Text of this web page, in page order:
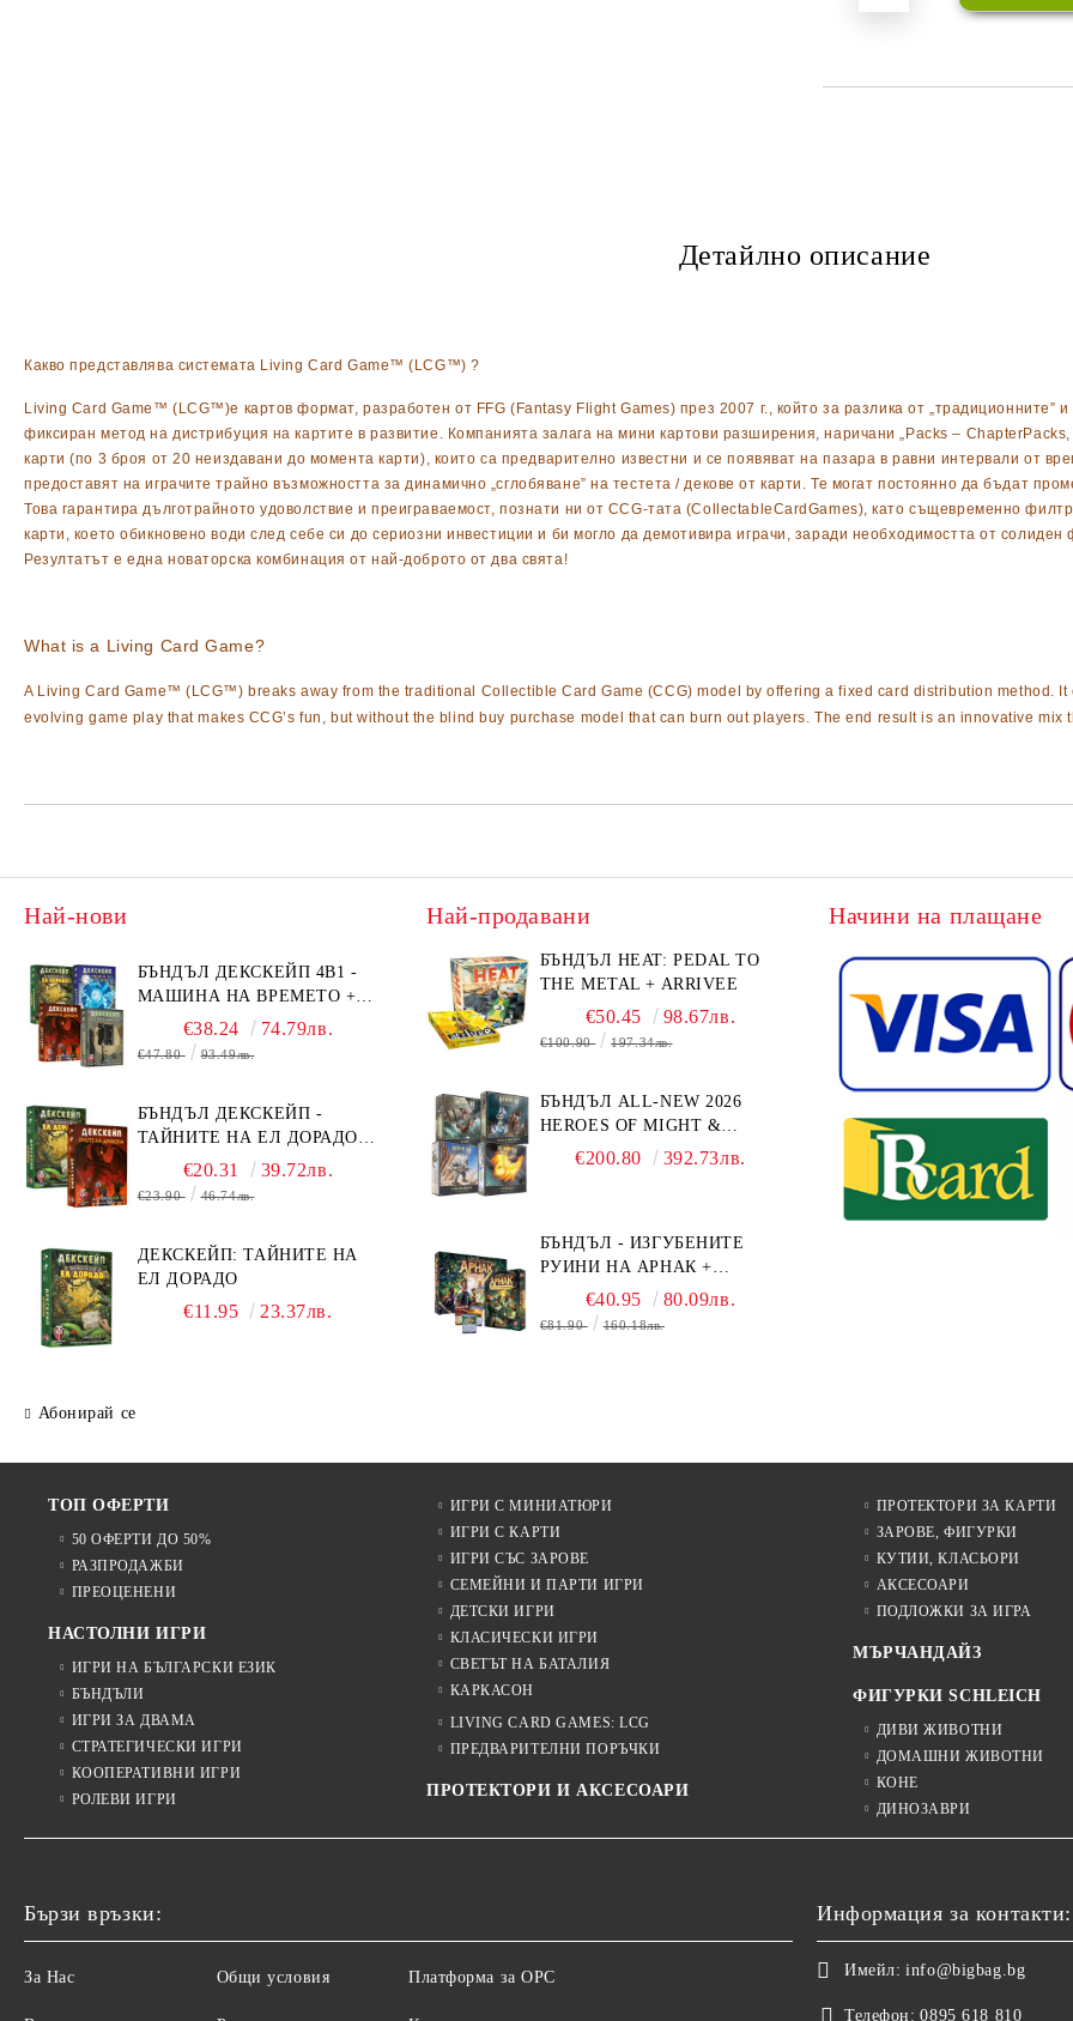
Детайлно описание
Какво представлява системата Living Card Game™ (LCG™) ?
Living Card Game™ (LCG™)е картов формат, разработен от FFG (Fantasy Flight Games) през 2007 г., който за разлика от „традиционните”
фиксиран метод на дистрибуция на картите в развитие. Компанията залага на мини картови разширения, наричани „Packs –
карти (по 3 броя от 20 неиздавани до момента карти), които са предварително известни и се появяват на пазара в равни интервали от
предоставят на играчите трайно възможността за динамично „сглобяване” на тестета / декове от карти. Те могат постоянно да бъдат
Това гарантира дълготрайното удоволствие и преиграваемост, познати ни от CCG-тата (CollectableCardGames), като същевременно
карти, което обикновено води след себе си до сериозни инвестиции и би могло да демотивира играчи, заради необходимостта от
Резултатът е една новаторска комбинация от най-доброто от два свята!
What is a Living Card Game?
A Living Card Game™ (LCG™) breaks away from the traditional Collectible Card Game (CCG) model by offering a fixed card distribution method.
evolving game play that makes CCG’s fun, but without the blind buy purchase model that can burn out players. The end result is an innovative mix
Най-нови
БЪНДЪЛ ДЕКСКЕЙП 4В1 -
МАШИНА НА ВРЕМЕТО +
БЯГСТВО ОТ АЛКАТРАЗ +
ТАЙНИТЕ НА ЕЛ ДОРАДО +
€38.24 74.79лв.
€47.80 93.49лв.
БЪНДЪЛ ДЕКСКЕЙП -
ТАЙНИТЕ НА ЕЛ ДОРАДО +
ОЧИТЕ НА ДРАКОНА
€20.31 39.72лв.
€23.90 46.74лв.
ДЕКСКЕЙП: ТАЙНИТЕ НА
ЕЛ ДОРАДО
€11.95 23.37лв.
Абонирай се
Най-продавани
БЪНДЪЛ HEAT: PEDAL TO
THE METAL + ARRIVEE
€50.45 98.67лв.
€100.90 197.34лв.
БЪНДЪЛ ALL-NEW 2026
HEROES OF MIGHT &
MAGIC III: THE BOARD
€200.80 392.73лв.
БЪНДЪЛ - ИЗГУБЕНИТЕ
РУИНИ НА АРНАК +
ВОДАЧИ НА ЕКСПЕДИЦИИ
+ ПРОМО КАРТИ
€40.95 80.09лв.
€81.90 160.18лв.
Начини на плащане
ТОП ОФЕРТИ
50 ОФЕРТИ ДО 50%
РАЗПРОДАЖБИ
ПРЕОЦЕНЕНИ
НАСТОЛНИ ИГРИ
ИГРИ НА БЪЛГАРСКИ ЕЗИК
БЪНДЪЛИ
ИГРИ ЗА ДВАМА
СТРАТЕГИЧЕСКИ ИГРИ
КООПЕРАТИВНИ ИГРИ
РОЛЕВИ ИГРИ
ИГРИ С МИНИАТЮРИ
ИГРИ С КАРТИ
ИГРИ СЪС ЗАРОВЕ
СЕМЕЙНИ И ПАРТИ ИГРИ
ДЕТСКИ ИГРИ
КЛАСИЧЕСКИ ИГРИ
СВЕТЪТ НА БАТАЛИЯ
КАРКАСОН
LIVING CARD GAMES: LCG
ПРЕДВАРИТЕЛНИ ПОРЪЧКИ
ПРОТЕКТОРИ И АКСЕСОАРИ
ПРОТЕКТОРИ ЗА КАРТИ
ЗАРОВЕ, ФИГУРКИ
КУТИИ, КЛАСЬОРИ
АКСЕСОАРИ
ПОДЛОЖКИ ЗА ИГРА
МЪРЧАНДАЙЗ
ФИГУРКИ SCHLEICH
ДИВИ ЖИВОТНИ
ДОМАШНИ ЖИВОТНИ
КОНЕ
ДИНОЗАВРИ
Бързи връзки:
За Нас Общи условия Платформа за ОРС
Информация за контакти:
Имейл: info@bigbag.bg
Телефон: 0895 618 810